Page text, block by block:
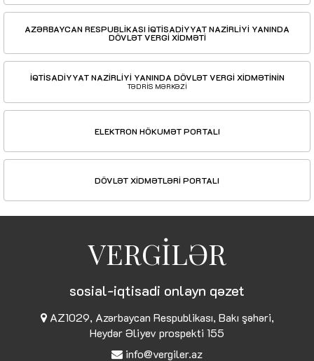
AZƏRBAYCAN RESPUBLİKASI İQTİSADİYYAT NAZİRLİYİ YANINDA
DÖVLƏT VERGİ XİDMƏTİ
İQTİSADİYYAT NAZİRLİYİ YANINDA DÖVLƏT VERGİ XİDMƏTİNİN
TƏDRİS MƏRKƏZİ
ELEKTRON HÖKUMƏT PORTALI
DÖVLƏT XİDMƏTLƏRİ PORTALI
VERGİLƏR
sosial-iqtisadi onlayn qəzet
AZ1029, Azərbaycan Respublikası, Bakı şəhəri,
Heydər Əliyev prospekti 155
info@vergiler.az